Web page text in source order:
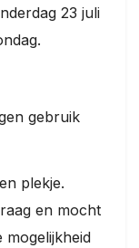
23 juli
gebruik
plekje.
en mocht